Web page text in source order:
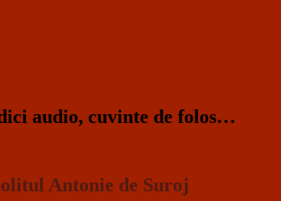
audio, cuvinte de folos…
Antonie de Suroj